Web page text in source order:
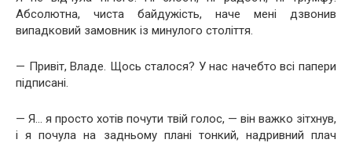
Абсолютна, чиста байдужість, наче мені дзвонив
випадковий замовник із минулого століття.
— Привіт, Владе. Щось сталося? У нас начебто всі папери
підписані.
— Я… я просто хотів почути твій голос, — він важко зітхнув,
і я почула на задньому плані тонкий, надривний плач